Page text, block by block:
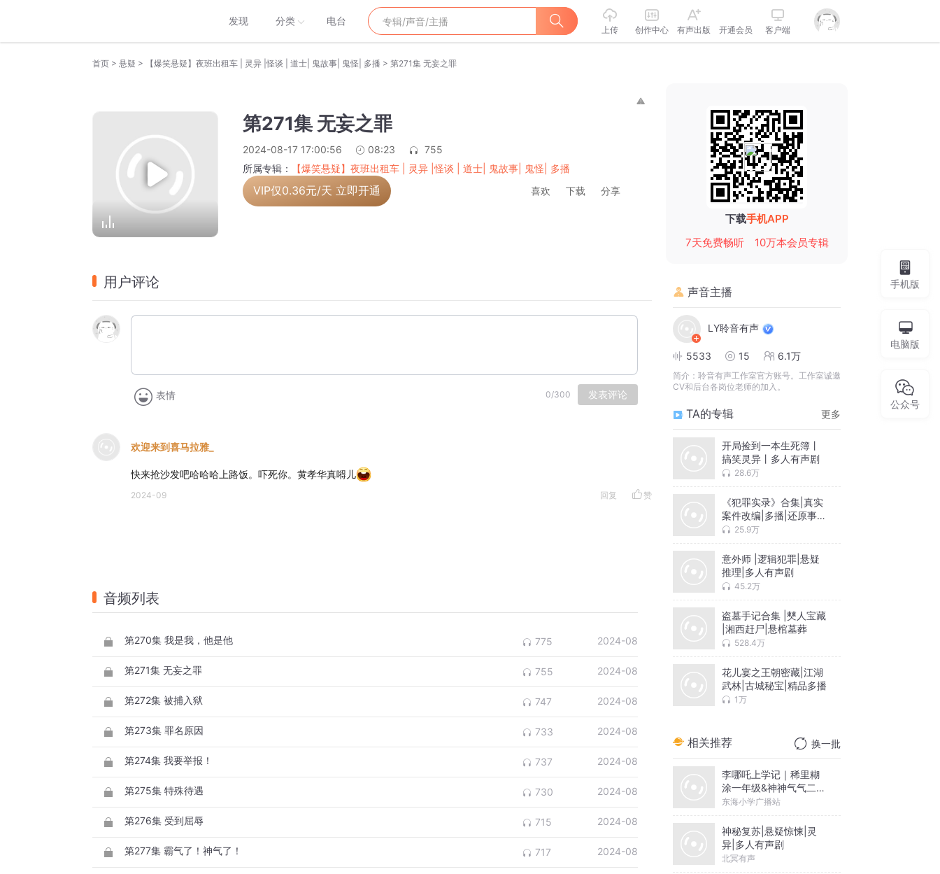
发现 分类 电台
上传 创作中心 有声出版 开通会员 客户端
首页 > 悬疑 > 【爆笑悬疑】夜班出租车 | 灵异 |怪谈 | 道士| 鬼故事| 鬼怪| 多播 > 第271集 无妄之罪
第271集 无妄之罪
2024-08-17 17:00:56 08:23
755
所属专辑：
【爆笑悬疑】夜班出租车 | 灵异 |怪谈 | 道士| 鬼故事| 鬼怪| 多播
VIP仅0.36元/天 立即开通 喜欢 下载 分享
用户评论
表情 0/300 发表评论
欢迎来到喜马拉雅_
快来抢沙发吧哈哈哈上路饭。吓死你。黄孝华真嘚儿
2024-09 回复 赞
音频列表
第270集 我是我，他是他 775 2024-08
第271集 无妄之罪 755 2024-08
第272集 被捕入狱 747 2024-08
第273集 罪名原因 733 2024-08
第274集 我要举报！ 737 2024-08
第275集 特殊待遇 730 2024-08
第276集 受到屈辱 715 2024-08
第277集 霸气了！神气了！ 717 2024-08
下载手机APP
7天免费畅听
10万本会员专辑
声音主播
LY聆音有声
5533 15 6.1万
简介： 聆音有声工作室官方账号。工作室诚邀
CV和后台各岗位老师的加入。
TA的专辑 更多
开局捡到一本生死簿丨
搞笑灵异丨多人有声剧
28.6万
《犯罪实录》合集|真实
案件改编|多播|还原事实
真相25.9万
意外师 |逻辑犯罪|悬疑
推理|多人有声剧
45.2万
盗墓手记合集 |僰人宝藏
|湘西赶尸|悬棺墓葬
528.4万
花儿宴之王朝密藏|江湖
武林|古城秘宝|精品多播
1万
相关推荐 换一批
李哪吒上学记｜稀里糊
涂一年级&神神气气二年
级
东海小学广播站
神秘复苏|悬疑惊悚|灵
异|多人有声剧
北冥有声
手机版
电脑版
公众号